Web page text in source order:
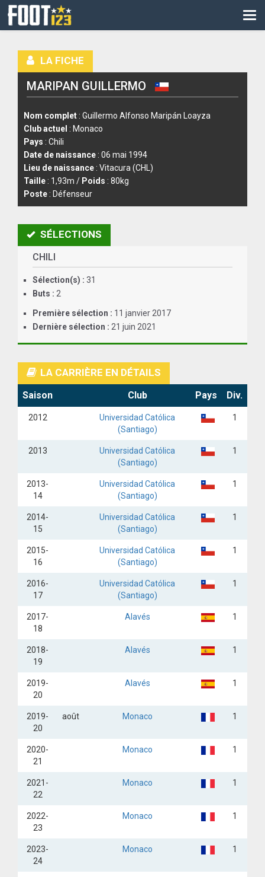
CM
LIGUE DES CHAMPIONS
PALMARÈS
LES DIRECTS
LIGUE 2
COUPE DE FRANCE
COUPE DE LA LIGUE
ANGLETERRE
ESPAGNE
ALLEMAGNE
RECHERCHE
LA FICHE
MARIPAN GUILLERMO
Nom complet : Guillermo Alfonso Maripán Loayza
Club actuel : Monaco
Pays : Chili
Date de naissance : 06 mai 1994
Lieu de naissance : Vitacura (CHL)
Taille : 1,93m / Poids : 80kg
Poste : Défenseur
SÉLECTIONS
CHILI
Sélection(s) : 31
Buts : 2
Première sélection : 11 janvier 2017
Dernière sélection : 21 juin 2021
LA CARRIÈRE EN DÉTAILS
Saison Club Pays Div.
2012
Universidad Católica
(Santiago)
1
2013
Universidad Católica
(Santiago)
1
2013-
14
Universidad Católica
(Santiago)
1
2014-
15
Universidad Católica
(Santiago)
1
2015-
16
Universidad Católica
(Santiago)
1
2016-
17
Universidad Católica
(Santiago)
1
2017-
18
Alavés 1
2018-
19
Alavés 1
2019-
20
Alavés 1
2019-
20
août Monaco 1
2020-
21
Monaco 1
2021-
22
Monaco 1
2022-
23
Monaco 1
2023-
24
Monaco 1